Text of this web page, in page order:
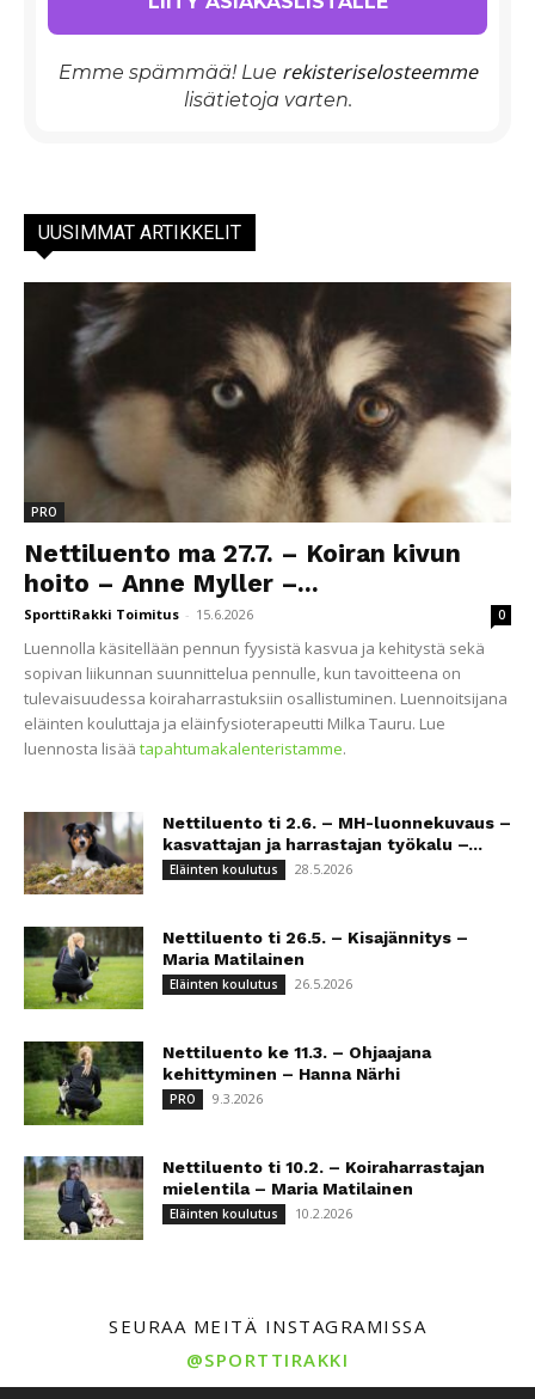
Emme spämmää! Lue rekisteriselosteemme
lisätietoja varten.
UUSIMMAT ARTIKKELIT
PRO
Nettiluento ma 27.7. – Koiran kivun
hoito – Anne Myller –...
SporttiRakki Toimitus - 15.6.2026 0
Luennolla käsitellään pennun fyysistä kasvua ja kehitystä sekä
sopivan liikunnan suunnittelua pennulle, kun tavoitteena on
tulevaisuudessa koiraharrastuksiin osallistuminen. Luennoitsijana
eläinten kouluttaja ja eläinfysioterapeutti Milka Tauru. Lue
luennosta lisää tapahtumakalenteristamme.
Nettiluento ti 2.6. – MH-luonnekuvaus –
kasvattajan ja harrastajan työkalu –...
Eläinten koulutus 28.5.2026
Nettiluento ti 26.5. – Kisajännitys –
Maria Matilainen
Eläinten koulutus 26.5.2026
Nettiluento ke 11.3. – Ohjaajana
kehittyminen – Hanna Närhi
PRO 9.3.2026
Nettiluento ti 10.2. – Koiraharrastajan
mielentila – Maria Matilainen
Eläinten koulutus 10.2.2026
SEURAA MEITÄ INSTAGRAMISSA
@SPORTTIRAKKI